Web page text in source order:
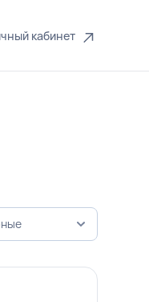
кабинет